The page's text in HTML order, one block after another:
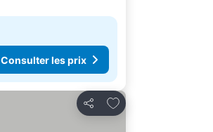
Consulter les prix
Partager
Ajouter à mes favoris